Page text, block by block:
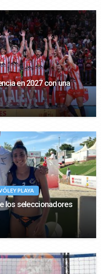
en 2027 con una
PLAYA
los seleccionadores